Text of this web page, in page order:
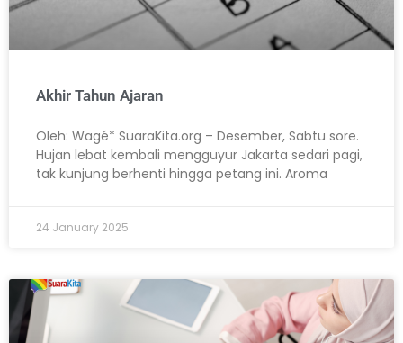
Akhir Tahun Ajaran
Oleh: Wagé* SuaraKita.org – Desember, Sabtu sore.
Hujan lebat kembali mengguyur Jakarta sedari pagi,
tak kunjung berhenti hingga petang ini. Aroma
24 January 2025